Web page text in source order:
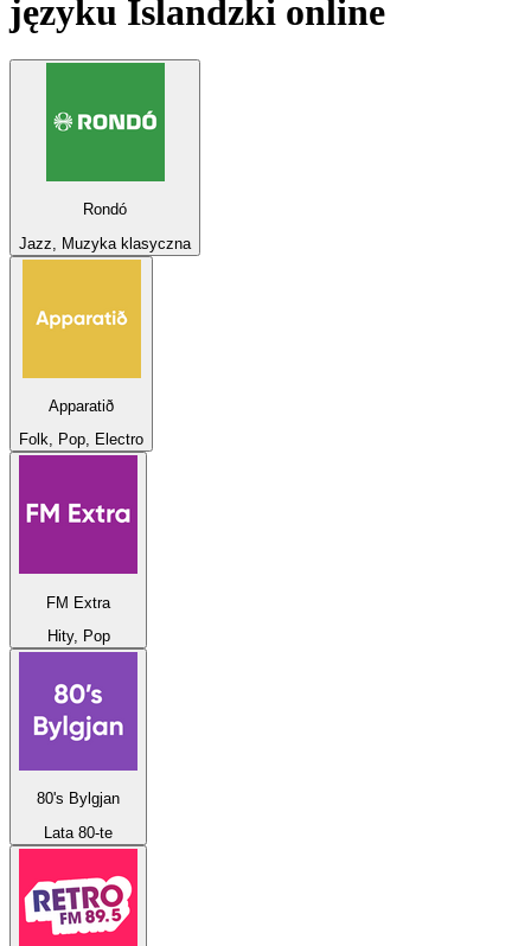
języku Islandzki online
Rondó
Jazz, Muzyka klasyczna
Apparatið
Folk, Pop, Electro
FM Extra
Hity, Pop
80's Bylgjan
Lata 80-te